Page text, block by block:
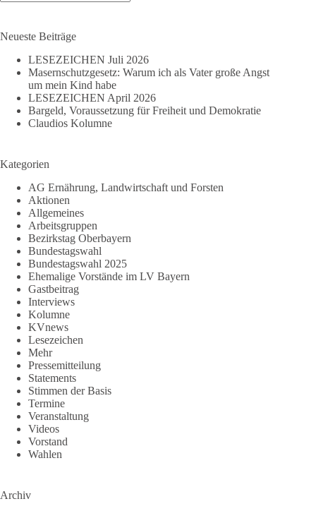
Neueste Beiträge
LESEZEICHEN Juli 2026
Masernschutzgesetz: Warum ich als Vater große Angst
um mein Kind habe
LESEZEICHEN April 2026
Bargeld, Voraussetzung für Freiheit und Demokratie
Claudios Kolumne
Kategorien
AG Ernährung, Landwirtschaft und Forsten
Aktionen
Allgemeines
Arbeitsgruppen
Bezirkstag Oberbayern
Bundestagswahl
Bundestagswahl 2025
Ehemalige Vorstände im LV Bayern
Gastbeitrag
Interviews
Kolumne
KVnews
Lesezeichen
Mehr
Pressemitteilung
Statements
Stimmen der Basis
Termine
Veranstaltung
Videos
Vorstand
Wahlen
Archiv